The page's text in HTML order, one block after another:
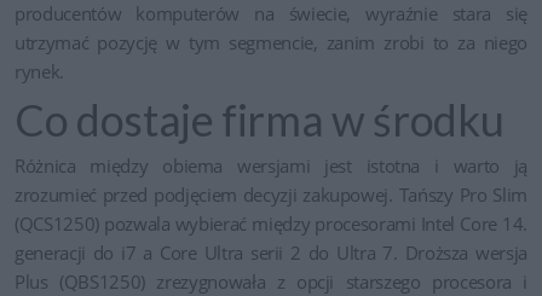
producentów komputerów na świecie, wyraźnie stara się
utrzymać pozycję w tym segmencie, zanim zrobi to za niego
rynek.
Co dostaje firma w środku
Różnica między obiema wersjami jest istotna i warto ją
zrozumieć przed podjęciem decyzji zakupowej. Tańszy Pro Slim
(QCS1250) pozwala wybierać między procesorami Intel Core 14.
generacji do i7 a Core Ultra serii 2 do Ultra 7. Droższa wersja
Plus (QBS1250) zrezygnowała z opcji starszego procesora i